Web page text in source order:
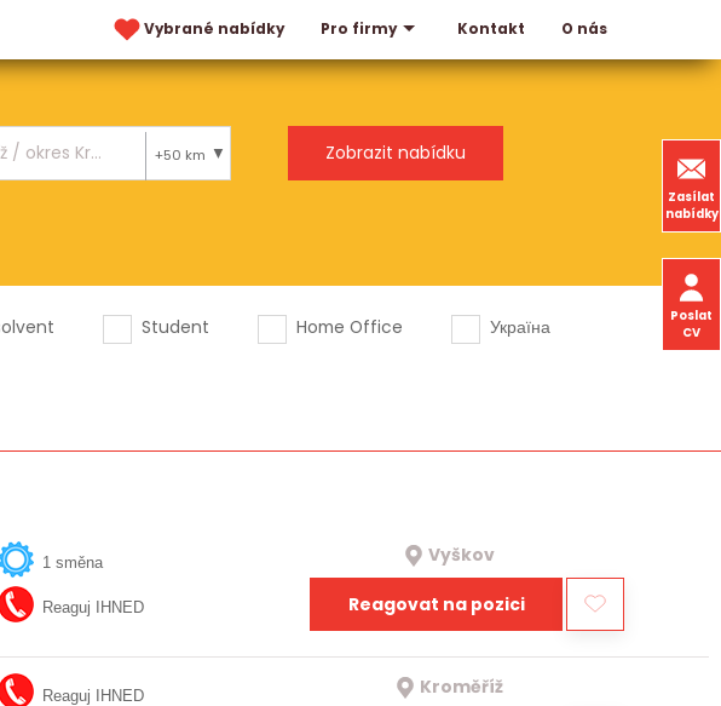
Vybrané nabídky Pro firmy Kontakt O nás
Zasílat
nabídky
Poslat
CV
+50 km
Student Home Office
Україна
1 směna
Reaguj IHNED
Vyškov
Reagovat na pozici
Reaguj IHNED Kroměříž